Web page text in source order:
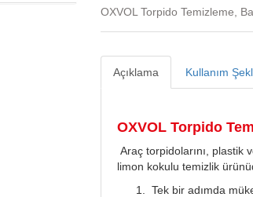
OXVOL Torpido Temizleme,
Açıklama Kullanım
OXVOL Torpido
Araç torpidolarını, plastik
limon kokulu temizlik
Tek bir adımda